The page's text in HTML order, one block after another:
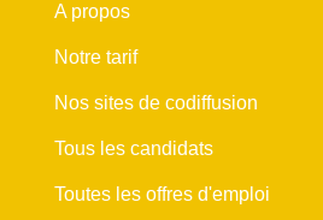
A propos
Notre tarif
Nos sites de codiffusion
Tous les candidats
Toutes les offres d'emploi